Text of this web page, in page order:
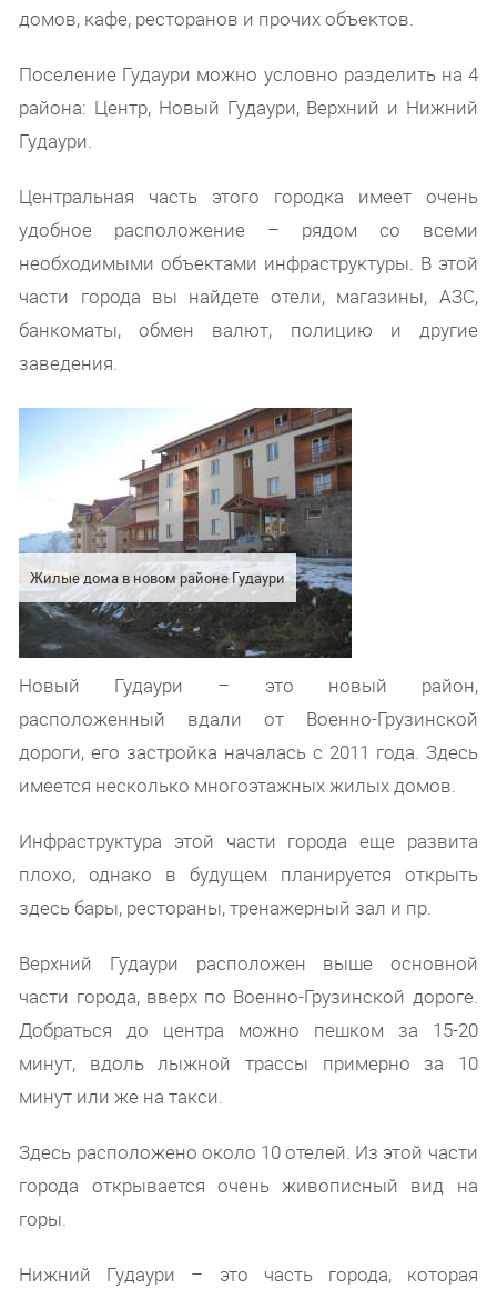
домов, кафе, ресторанов и прочих объектов.
Поселение Гудаури можно условно разделить на 4
района: Центр, Новый Гудаури, Верхний и Нижний
Гудаури.
Центральная часть этого городка имеет очень
удобное расположение – рядом со всеми
необходимыми объектами инфраструктуры. В этой
части города вы найдете отели, магазины, АЗС,
банкоматы, обмен валют, полицию и другие
заведения.
Жилые дома в новом районе Гудаури
Новый Гудаури – это новый район,
расположенный вдали от Военно-Грузинской
дороги, его застройка началась с 2011 года. Здесь
имеется несколько многоэтажных жилых домов.
Инфраструктура этой части города еще развита
плохо, однако в будущем планируется открыть
здесь бары, рестораны, тренажерный зал и пр.
Верхний Гудаури расположен выше основной
части города, вверх по Военно-Грузинской дороге.
Добраться до центра можно пешком за 15-20
минут, вдоль лыжной трассы примерно за 10
минут или же на такси.
Здесь расположено около 10 отелей. Из этой части
города открывается очень живописный вид на
горы.
Нижний Гудаури – это часть города, которая